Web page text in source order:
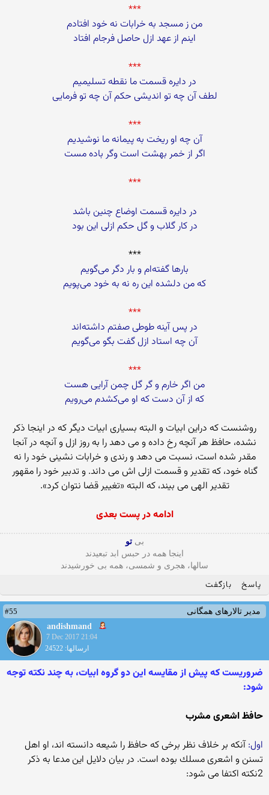
***
من ز مسجد به خرابات نه خود افتادم
اینم از عهد ازل حاصل فرجام افتاد
***
در دایره قسمت ما نقطه تسلیمیم
لطف آن چه تو اندیشی حکم آن چه تو فرمایی
***
آن چه او ریخت به پیمانه ما نوشیدیم
اگر از خمر بهشت است وگر باده مست
***
در دایره قسمت اوضاع چنین باشد
در کار گلاب و گل حکم ازلی این بود
***
بارها گفته‌ام و بار دگر می‌گویم
که من دلشده این ره نه به خود می‌پویم
***
در پس آینه طوطی صفتم داشته‌اند
آن چه استاد ازل گفت بگو می‌گویم
***
من اگر خارم و گر گل چمن آرایی هست
که از آن دست که او می‌کشدم می‌رویم
روشنست كه دراین ابیات و البته بسیاری ابیات دیگر كه در اینجا ذكر
نشده، حافظ هر آنچه رخ داده و می دهد را به روز ازل و آنچه در آنجا
مقدر شده است، نسبت می دهد و رندی و خرابات نشینی خود را نه
گناه خود، كه تقدیر و قسمت ازلی اش می داند. و تدبیر خود را مقهور
تقدیر الهی می بیند، كه البته «تغییر قضا نتوان كرد».
ادامه در پست بعدی
بی تو
اینجا همه در حبس ابد تبعیدند
سالها، هجری و شمسی، همه بی خورشیدند
پاسخ بازگفت
مدیر تالارهای همگانی
#55
andishmand
7 Dec 2017 21:04
ارسالها: 24522
ضروریست كه پیش از مقایسه این دو گروه ابیات، به چند نكته توجه
شود:
حافظ اشعری مشرب
اول:آنكه بر خلاف نظر برخی كه حافظ را شیعه دانسته اند، او اهل
تسنن و اشعری مسلك بوده است. در بیان دلایل این مدعا به ذكر
2نكته اكتفا می شود: